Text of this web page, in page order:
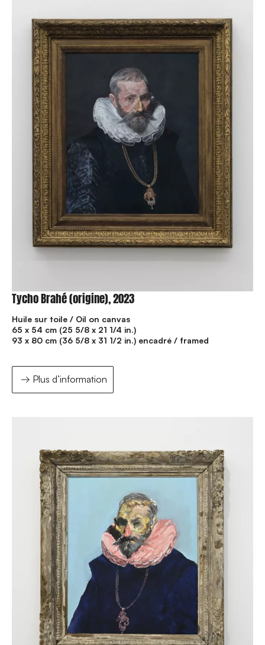
Tycho Brahé (origine), 2023
Huile sur toile / Oil on canvas
65 x 54 cm (25 5/8 x 21 1/4 in.)
93 x 80 cm (36 5/8 x 31 1/2 in.) encadré / framed
Plus d’information